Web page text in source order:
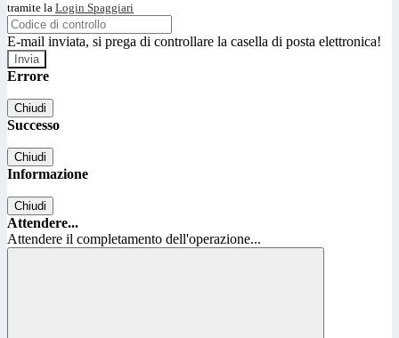
tramite la Login Spaggiari
E-mail inviata, si prega di controllare la casella di posta elettronica!
Errore
Chiudi
Successo
Chiudi
Informazione
Chiudi
Attendere...
Attendere il completamento dell'operazione...